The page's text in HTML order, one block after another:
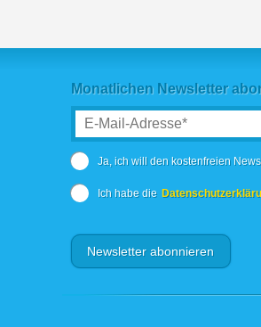
Monatlichen Newsletter
Ja, ich will den kostenfreien
Ich habe die